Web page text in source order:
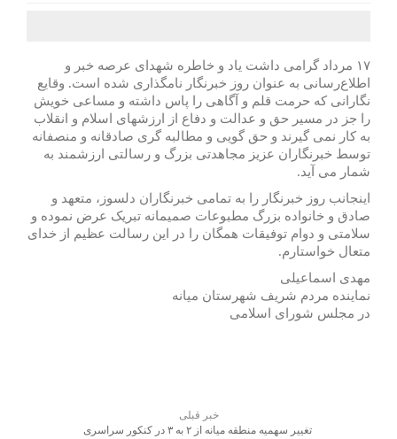
۱۷ مرداد گرامی داشت یاد و خاطره شهدای عرصه خبر و
اطلاع‌رسانی به عنوان روز خبرنگار نامگذاری شده است. وقایع
نگارانی که حرمت قلم و آگاهی را پاس داشته و مساعی خویش
را جز در مسیر حق و عدالت و دفاع از ارزشهای اسلام و انقلاب
به کار نمی گیرند و حق گویی و مطالبه گری صادقانه و منصفانه
توسط خبرنگاران عزیز مجاهدتی بزرگ و رسالتی ارزشمند به
شمار می آید.
اینجانب روز خبرنگار را به تمامی خبرنگاران دلسوز، متعهد و
صادق و خانواده بزرگ مطبوعات صمیمانه تبریک عرض نموده و
سلامتی و دوام توفیقات همگان را در این رسالت عظیم از خدای
متعال خواستارم.
مهدی اسماعیلی
نماینده مردم شریف شهرستان میانه
در مجلس شورای اسلامی
خبر قبلی
تغییر سهمیه منطقه میانه از ۲ به ۳ در کنکور سراسری